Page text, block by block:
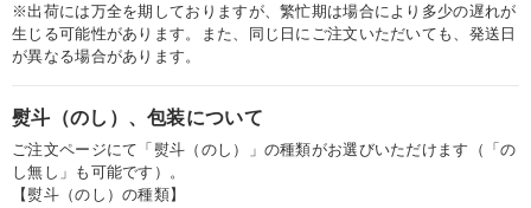
※出荷には万全を期しておりますが、繁忙期は場合により多少の遅れが
生じる可能性があります。また、同じ日にご注文いただいても、発送日
が異なる場合があります。
熨斗（のし）、包装について
ご注文ページにて「熨斗（のし）」の種類がお選びいただけます（「の
し無し」も可能です）。
【熨斗（のし）の種類】